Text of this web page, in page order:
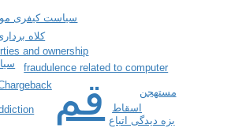
قم
fraudulence related to computer
and ownership
اسقاط
بزه دیدگی اتباع
کلاه
سیاست کیفری
مستهجن